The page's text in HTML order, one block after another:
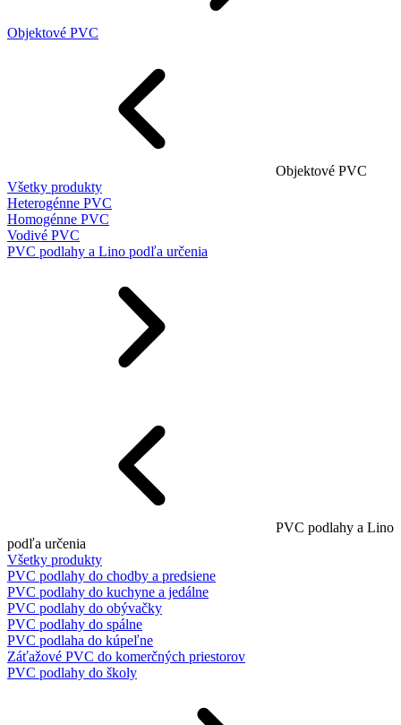
Objektové PVC
Objektové PVC
Všetky produkty
Heterogénne PVC
Homogénne PVC
Vodivé PVC
PVC podlahy a Lino podľa určenia
PVC podlahy a Lino
podľa určenia
Všetky produkty
PVC podlahy do chodby a predsiene
PVC podlahy do kuchyne a jedálne
PVC podlahy do obývačky
PVC podlahy do spálne
PVC podlaha do kúpeľne
Záťažové PVC do komerčných priestorov
PVC podlahy do školy